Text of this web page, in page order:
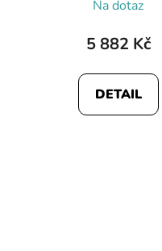
Na dotaz
5 882 Kč
DETAIL